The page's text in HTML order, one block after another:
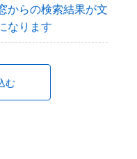
からの検索結果が文
なります
む